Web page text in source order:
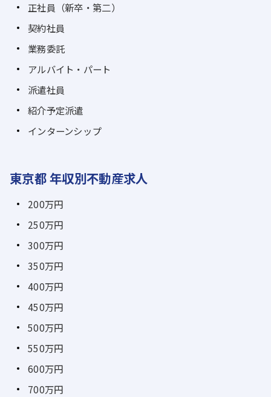
正社員（新卒・第二）
契約社員
業務委託
アルバイト・パート
派遣社員
紹介予定派遣
インターンシップ
東京都 年収別不動産求人
200万円
250万円
300万円
350万円
400万円
450万円
500万円
550万円
600万円
700万円